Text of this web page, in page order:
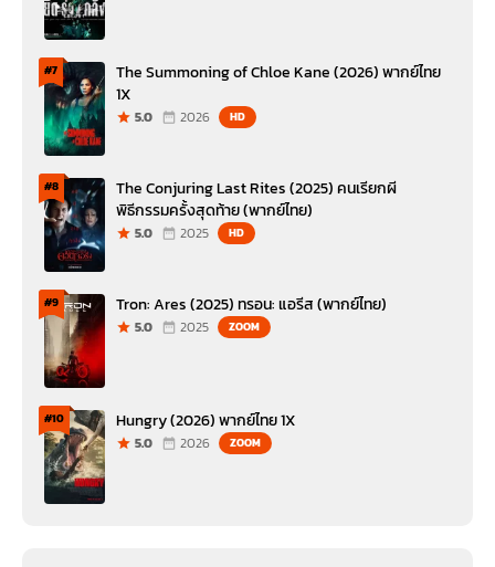
#7
The Summoning of Chloe Kane (2026) พากย์ไทย
1X
5.0 2026 HD
#8
The Conjuring Last Rites (2025) คนเรียกผี
พิธีกรรมครั้งสุดท้าย (พากย์ไทย)
5.0 2025 HD
#9 Tron: Ares (2025) ทรอน: แอรีส (พากย์ไทย)
5.0 2025 ZOOM
#10 Hungry (2026) พากย์ไทย 1X
5.0 2026 ZOOM